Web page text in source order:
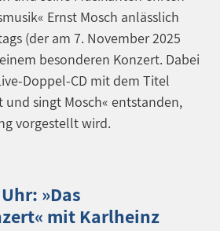
Ernst Mosch anlässlich
(der am 7. November 2025
besonderen Konzert. Dabei
Doppel-CD mit dem Titel
singt Mosch« entstanden,
vorgestellt wird.
»Das
mit Karlheinz